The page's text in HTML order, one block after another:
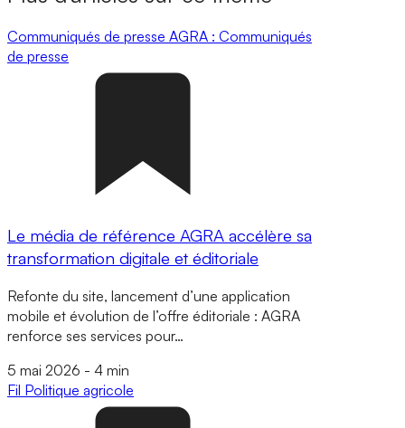
Communiqués de presse AGRA : Communiqués
de presse
Le média de référence AGRA accélère sa
transformation digitale et éditoriale
Refonte du site, lancement d’une application
mobile et évolution de l’offre éditoriale : AGRA
renforce ses services pour…
5 mai 2026 - 4 min
Fil Politique agricole